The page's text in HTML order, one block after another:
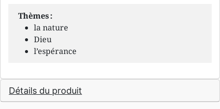
Thèmes :
la nature
Dieu
l’espérance
Détails du produit